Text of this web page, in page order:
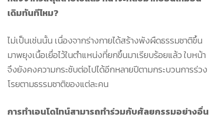
เดิมทันทีไหม?
ไม่เป็นเช่นนั้น เนื่องจากร่างกายได้สร้างพังผืดธรรมชาติขึ้น
มาพยุงเนื้อเยื่อไว้ในตำแหน่งที่ยกขึ้นมาเรียบร้อยแล้ว ใบหน้า
จึงยังคงความกระชับต่อไปได้อีกหลายปีตามกระบวนการร่วง
โรยตามธรรมชาติของแต่ละคน
การทำเอนโดไทน์สามารถทำร่วมกับศัลยกรรมอย่างอื่น